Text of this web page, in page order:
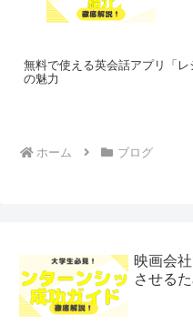
無料で使える英会話アプリ「レ
の魅力
ホーム ブログ
映画会
させる